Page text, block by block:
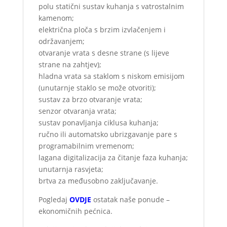
polu statični sustav kuhanja s vatrostalnim
kamenom;
električna ploča s brzim izvlačenjem i
održavanjem;
otvaranje vrata s desne strane (s lijeve
strane na zahtjev);
hladna vrata sa staklom s niskom emisijom
(unutarnje staklo se može otvoriti);
sustav za brzo otvaranje vrata;
senzor otvaranja vrata;
sustav ponavljanja ciklusa kuhanja;
ručno ili automatsko ubrizgavanje pare s
programabilnim vremenom;
lagana digitalizacija za čitanje faza kuhanja;
unutarnja rasvjeta;
brtva za međusobno zaključavanje.
Pogledaj OVDJE ostatak naše ponude –
ekonomičnih pećnica.